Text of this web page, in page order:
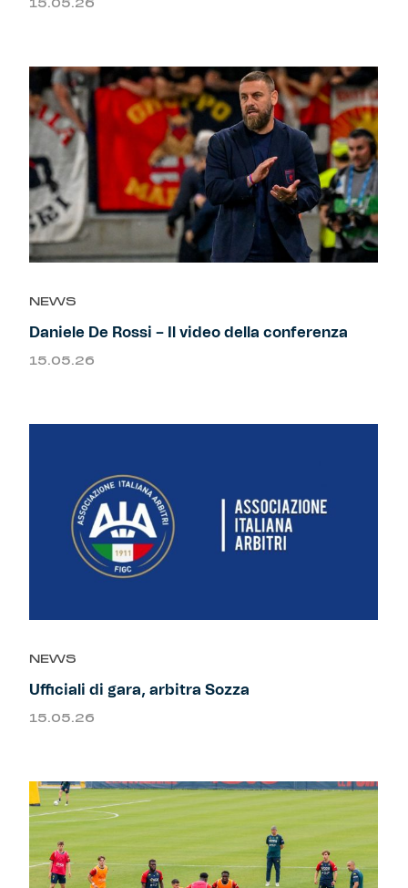
15.05.26
NEWS
Daniele De Rossi – Il video della conferenza
15.05.26
NEWS
Ufficiali di gara, arbitra Sozza
15.05.26